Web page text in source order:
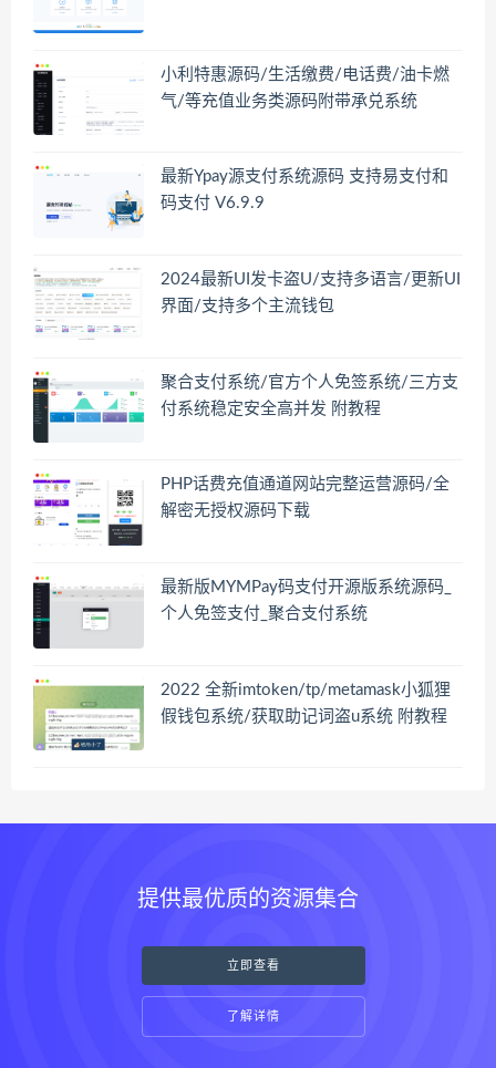
小利特惠源码/生活缴费/电话费/油卡燃
气/等充值业务类源码附带承兑系统
最新Ypay源支付系统源码 支持易支付和
码支付 V6.9.9
2024最新UI发卡盗U/支持多语言/更新UI
界面/支持多个主流钱包
聚合支付系统/官方个人免签系统/三方支
付系统稳定安全高并发 附教程
PHP话费充值通道网站完整运营源码/全
解密无授权源码下载
最新版MYMPay码支付开源版系统源码_
个人免签支付_聚合支付系统
2022 全新imtoken/tp/metamask小狐狸
假钱包系统/获取助记词盗u系统 附教程
提供最优质的资源集合
立即查看
了解详情